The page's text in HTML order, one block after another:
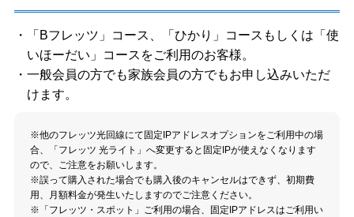
「Bフレッツ」コース、「ひかり」コースもしくは「使
いほーだい」コースをご利用のお客様。
一般会員の方でも家族会員の方でもお申し込みいただ
けます。
※他のフレッツ光回線にて固定IPアドレスオプションをご利用中の場
合、「フレッツ 光ライト」へ変更すると固定IPが使えなくなります
ので、ご注意をお願いします。
※誤って購入された場合でも購入後のキャンセルはできず、初期費
用、月額料金が発生いたしますのでご注意ください。
※「フレッツ・スポット」ご利用の場合、固定IPアドレスはご利用い